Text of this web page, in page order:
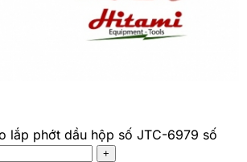
lắp phớt dầu hộp số JTC-6979 số